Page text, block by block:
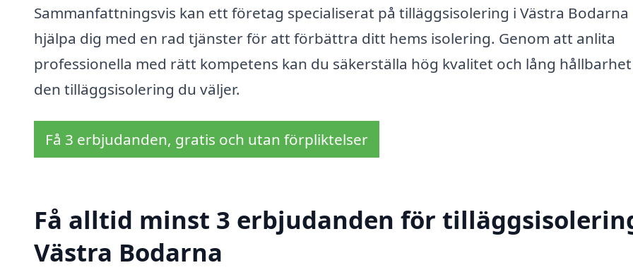
Sammanfattningsvis kan ett företag specialiserat på tilläggsisolering i Västra Bodarna
hjälpa dig med en rad tjänster för att förbättra ditt hems isolering. Genom att anlita
professionella med rätt kompetens kan du säkerställa hög kvalitet och lång
den tilläggsisolering du väljer.
Få 3 erbjudanden, gratis och utan förpliktelser
Få alltid minst 3 erbjudanden för
Västra Bodarna